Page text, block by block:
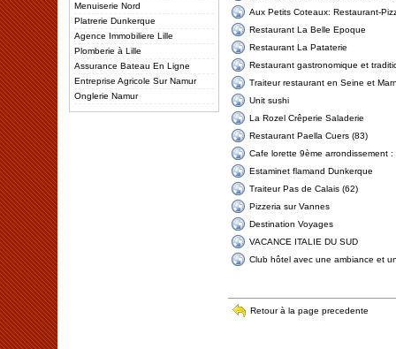
Menuiserie Nord
Platrerie Dunkerque
Agence Immobiliere Lille
Plomberie à Lille
Assurance Bateau En Ligne
Entreprise Agricole Sur Namur
Onglerie Namur
Aux Petits Coteaux: Restaurant-
Restaurant La Belle Epoque
Restaurant La Pataterie
Restaurant gastronomique et
Traiteur restaurant en Seine et
Unit sushi
La Rozel Crêperie Saladerie
Restaurant Paella Cuers (83)
Cafe lorette 9ème arrondissement :
Estaminet flamand Dunkerque
Traiteur Pas de Calais (62)
Pizzeria sur Vannes
Destination Voyages
VACANCE ITALIE DU SUD
Club hôtel avec une ambiance et
Retour à la page precedente